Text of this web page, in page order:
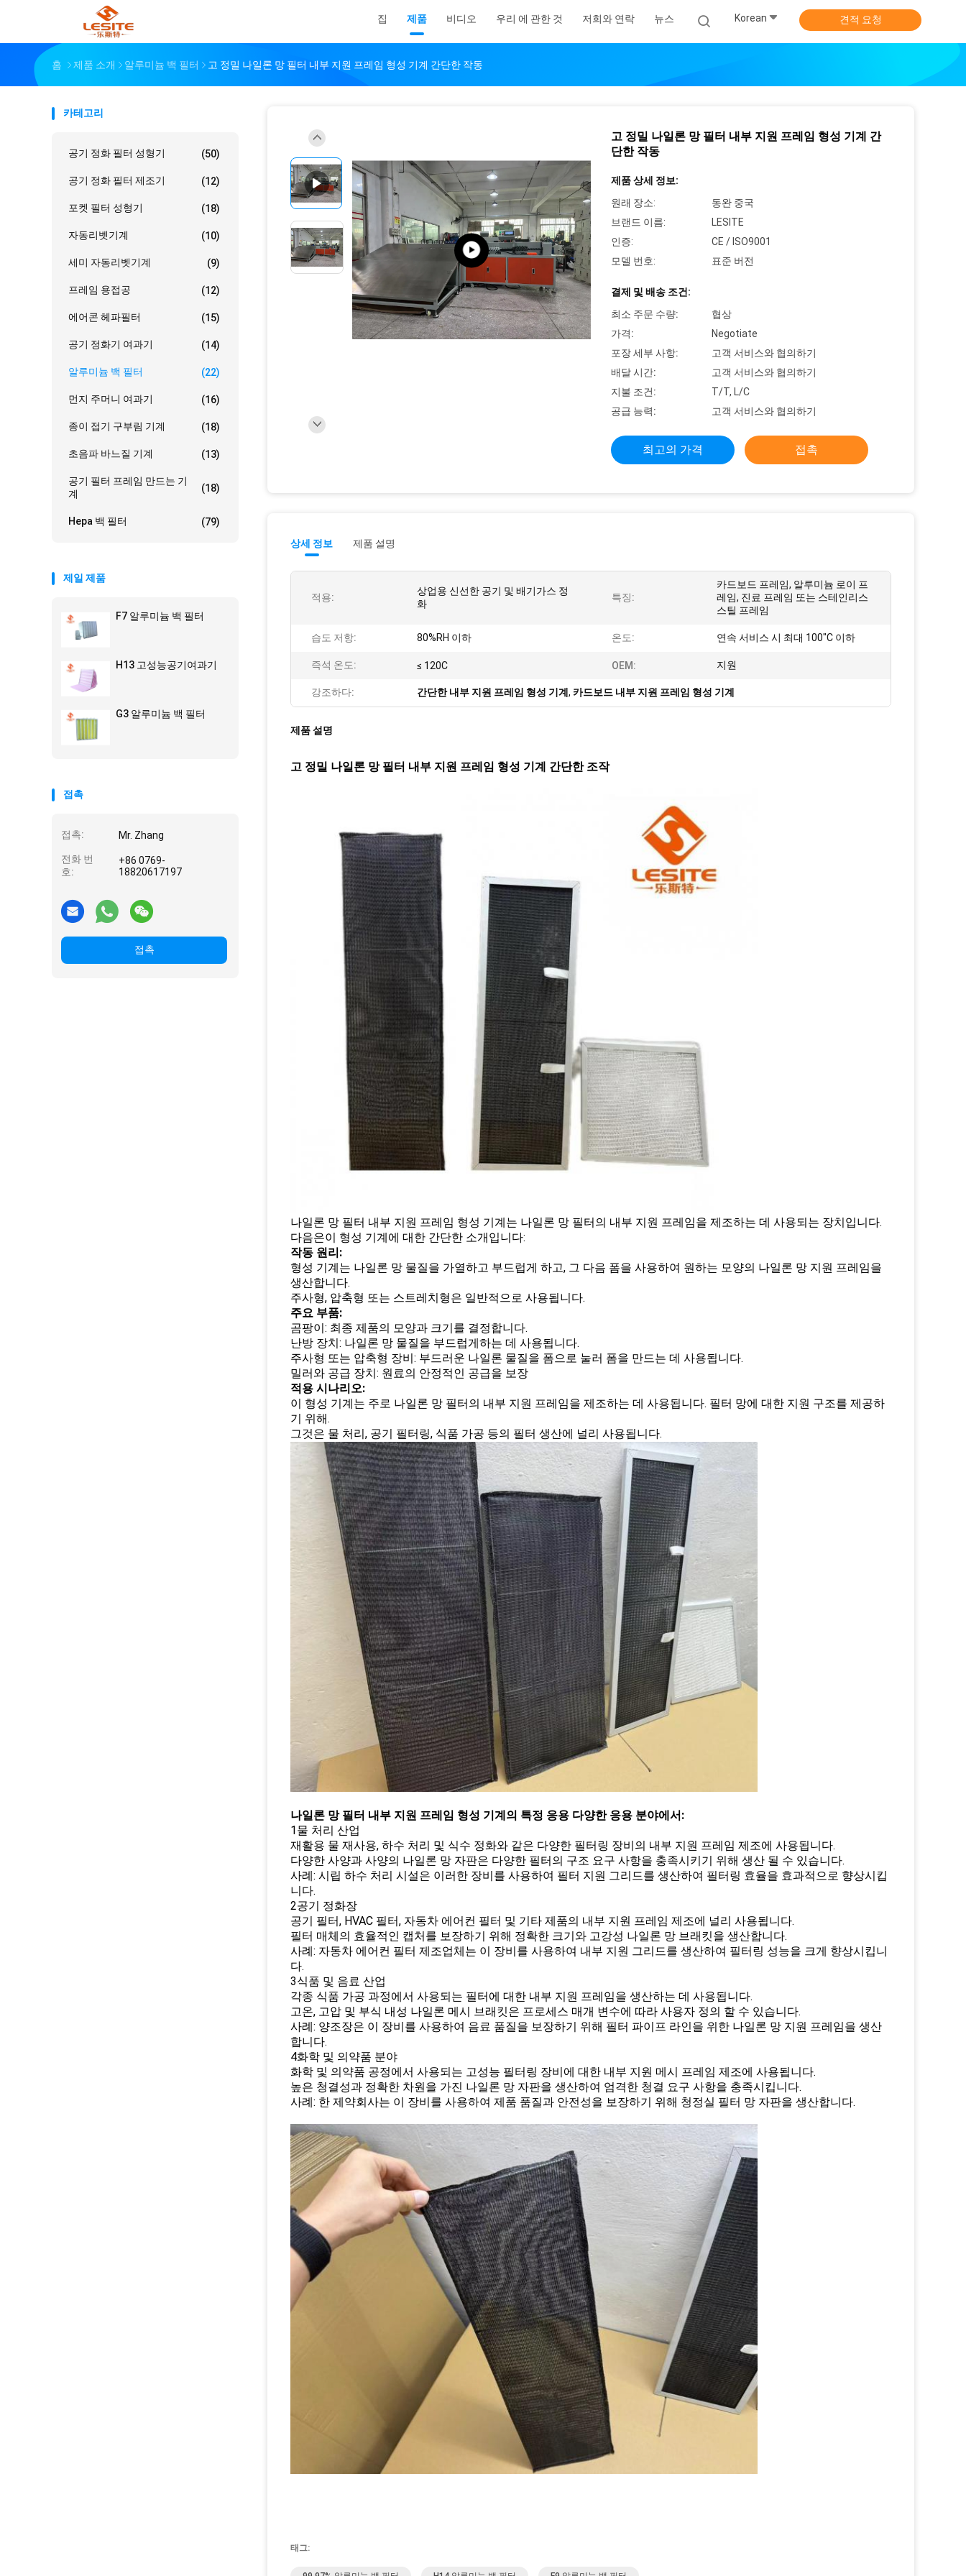
집 제품 비디오 우리 에 관한 것 저희와 연락 뉴스 Korean 견적 요청
홈 제품 소개 알루미늄 백 필터 고 정밀 나일론 망 필터 내부 지원 프레임 형성 기계 간단한 작동
카테고리
공기 정화 필터 성형기 (50)
공기 정화 필터 제조기 (12)
포켓 필터 성형기 (18)
자동리벳기계 (10)
세미 자동리벳기계 (9)
프레임 용접공 (12)
에어콘 헤파필터 (15)
공기 정화기 여과기 (14)
알루미늄 백 필터 (22)
먼지 주머니 여과기 (16)
종이 접기 구부림 기계 (18)
초음파 바느질 기계 (13)
공기 필터 프레임 만드는 기
계
(18)
Hepa 백 필터 (79)
제일 제품
F7 알루미늄 백 필터
H13 고성능공기여과기
G3 알루미늄 백 필터
접촉
접촉: Mr. Zhang
전화 번
호:
+86 0769-
18820617197
접촉
고 정밀 나일론 망 필터 내부 지원 프레임 형성 기계 간
단한 작동
제품 상세 정보:
원래 장소:
동완 중국
브랜드 이름:
LESITE
인증:
CE / ISO9001
모델 번호:
표준 버전
결제 및 배송 조건:
최소 주문 수량:
협상
가격:
Negotiate
포장 세부 사항:
고객 서비스와 협의하기
배달 시간:
고객 서비스와 협의하기
지불 조건:
T/T, L/C
공급 능력:
고객 서비스와 협의하기
최고의 가격 접촉
상세 정보 제품 설명
적용:
상업용 신선한 공기 및 배기가스 정
화
특징:
카드보드 프레임, 알루미늄 로이 프
레임, 진료 프레임 또는 스테인리스
스틸 프레임
습도 저항: 80%RH 이하 온도: 연속 서비스 시 최대 100"C 이하
즉석 온도: ≤ 120C OEM: 지원
강조하다: 간단한 내부 지원 프레임 형성 기계 , 카드보드 내부 지원 프레임 형성 기계
제품 설명
고 정밀 나일론 망 필터 내부 지원 프레임 형성 기계 간단한 조작
나일론 망 필터 내부 지원 프레임 형성 기계는 나일론 망 필터의 내부 지원 프레임을 제조하는 데 사용되는 장치입니다.
다음은이 형성 기계에 대한 간단한 소개입니다:
작동 원리:
형성 기계는 나일론 망 물질을 가열하고 부드럽게 하고, 그 다음 폼을 사용하여 원하는 모양의 나일론 망 지원 프레임을
생산합니다.
주사형, 압축형 또는 스트레치형은 일반적으로 사용됩니다.
주요 부품:
곰팡이: 최종 제품의 모양과 크기를 결정합니다.
난방 장치: 나일론 망 물질을 부드럽게하는 데 사용됩니다.
주사형 또는 압축형 장비: 부드러운 나일론 물질을 폼으로 눌러 폼을 만드는 데 사용됩니다.
밀러와 공급 장치: 원료의 안정적인 공급을 보장
적용 시나리오:
이 형성 기계는 주로 나일론 망 필터의 내부 지원 프레임을 제조하는 데 사용됩니다. 필터 망에 대한 지원 구조를 제공하
기 위해.
그것은 물 처리, 공기 필터링, 식품 가공 등의 필터 생산에 널리 사용됩니다.
나일론 망 필터 내부 지원 프레임 형성 기계의 특정 응용 다양한 응용 분야에서:
1물 처리 산업
재활용 물 재사용, 하수 처리 및 식수 정화와 같은 다양한 필터링 장비의 내부 지원 프레임 제조에 사용됩니다.
다양한 사양과 사양의 나일론 망 자판은 다양한 필터의 구조 요구 사항을 충족시키기 위해 생산 될 수 있습니다.
사례: 시립 하수 처리 시설은 이러한 장비를 사용하여 필터 지원 그리드를 생산하여 필터링 효율을 효과적으로 향상시킵
니다.
2공기 정화장
공기 필터, HVAC 필터, 자동차 에어컨 필터 및 기타 제품의 내부 지원 프레임 제조에 널리 사용됩니다.
필터 매체의 효율적인 캡처를 보장하기 위해 정확한 크기와 고강성 나일론 망 브래킷을 생산합니다.
사례: 자동차 에어컨 필터 제조업체는 이 장비를 사용하여 내부 지원 그리드를 생산하여 필터링 성능을 크게 향상시킵니
다.
3식품 및 음료 산업
각종 식품 가공 과정에서 사용되는 필터에 대한 내부 지원 프레임을 생산하는 데 사용됩니다.
고온, 고압 및 부식 내성 나일론 메시 브래킷은 프로세스 매개 변수에 따라 사용자 정의 할 수 있습니다.
사례: 양조장은 이 장비를 사용하여 음료 품질을 보장하기 위해 필터 파이프 라인을 위한 나일론 망 지원 프레임을 생산
합니다.
4화학 및 의약품 분야
화학 및 의약품 공정에서 사용되는 고성능 필터링 장비에 대한 내부 지원 메시 프레임 제조에 사용됩니다.
높은 청결성과 정확한 차원을 가진 나일론 망 자판을 생산하여 엄격한 청결 요구 사항을 충족시킵니다.
사례: 한 제약회사는 이 장비를 사용하여 제품 품질과 안전성을 보장하기 위해 청정실 필터 망 자판을 생산합니다.
태그: